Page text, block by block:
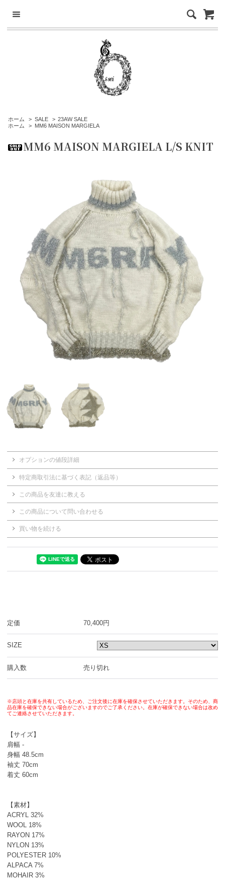
ホーム > SALE > 23AW SALE
ホーム
> MM6 MAISON MARGIELA
MM6 MAISON MARGIELA L/S KNIT
オプションの値段詳細
特定商取引法に基づく表記（返品等）
この商品を友達に教える
この商品について問い合わせる
買い物を続ける
定価 70,400円
SIZE
購入数 売り切れ
※店頭と在庫を共有しているため、ご注文後に在庫を確保させていただきます。そのため、商
品在庫を確保できない場合がございますのでご了承ください。在庫が確保できない場合は改め
てご連絡させていただきます。
【サイズ】
肩幅 -
身幅 48.5cm
袖丈 70cm
着丈 60cm
【素材】
ACRYL 32%
WOOL 18%
RAYON 17%
NYLON 13%
POLYESTER 10%
ALPACA 7%
MOHAIR 3%